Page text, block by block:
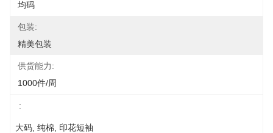
均码
包装:
精美包装
供货能力:
1000件/周
:
大码 纯棉 印花短袖